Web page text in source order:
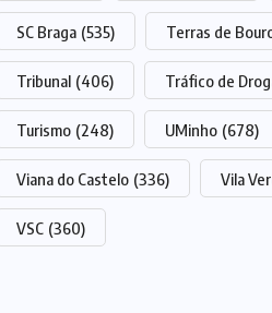
SC Braga (535) Terras de
Tribunal (406) Tráfico de
Turismo (248) UMinho (678)
Viana do Castelo (336) Vila
VSC (360)